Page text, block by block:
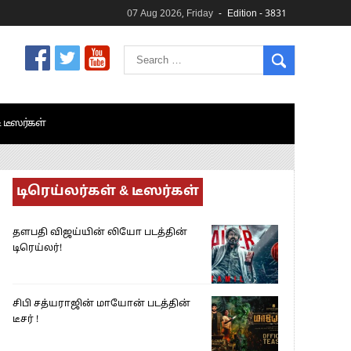
07 Aug 2026, Friday Edition - 3831
டீஸர்கள்
டிரெய்லர்கள் & டீஸர்கள்
தளபதி விஜய்யின் லியோ படத்தின்
டிரெய்லர்!
சிபி சத்யராஜின் மாயோன் படத்தின்
டீசர் !